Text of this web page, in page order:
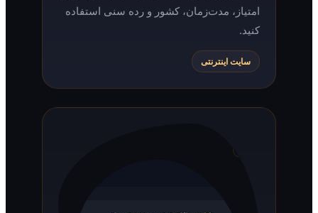
امتیاز، مدت‌زمان، کشور و رده سنی استفاده
سایت اینترنتی